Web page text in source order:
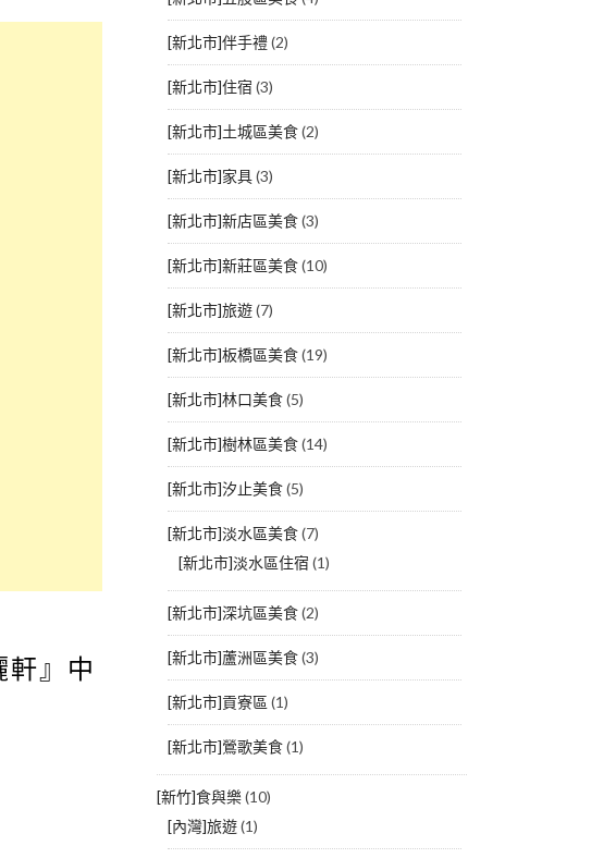
軒』中
[新北市]伴手禮(2)
[新北市]住宿 (3)
[新北市]土城區美食(2)
[新北市]家具(3)
[新北市]新店區美食(3)
[新北市]新莊區美食(10)
[新北市]旅遊(7)
[新北市]板橋區美食(19)
[新北市]林口美食(5)
[新北市]樹林區美食(14)
[新北市]汐止美食(5)
[新北市]淡水區美食(7)
[新北市]淡水區住宿 (1)
[新北市]深坑區美食(2)
[新北市]蘆洲區美食(3)
[新北市]貢寮區 (1)
[新北市]鶯歌美食(1)
[新竹]食與樂(10)
[內灣]旅遊(1)